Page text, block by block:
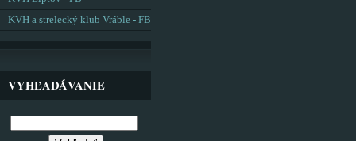
KVH a strelecký klub Vráble - FB
VYHĽADÁVANIE